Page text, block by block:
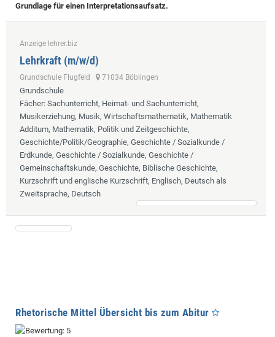
Grundlage für einen Interpretationsaufsatz.
Anzeige lehrer.biz
Lehrkraft (m/w/d)
Grundschule Flugfeld 71034 Böblingen
Grundschule
Fächer: Sachunterricht, Heimat- und Sachunterricht,
Musikerziehung, Musik, Wirtschaftsmathematik, Mathematik
Additum, Mathematik, Politik und Zeitgeschichte,
Geschichte/Politik/Geographie, Geschichte / Sozialkunde /
Erdkunde, Geschichte / Sozialkunde, Geschichte /
Gemeinschaftskunde, Geschichte, Biblische Geschichte,
Kurzschrift und englische Kurzschrift, Englisch, Deutsch als
Zweitsprache, Deutsch
Rhetorische Mittel Übersicht bis zum Abitur